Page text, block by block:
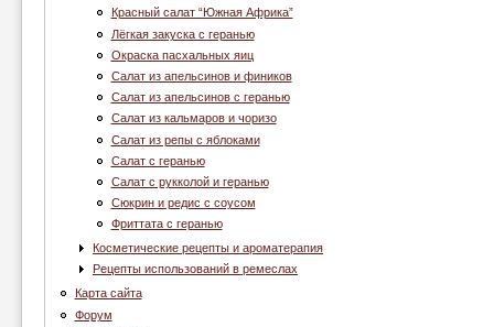
Красный салат “Южная Африка”
Лёгкая закуска с геранью
Окраска пасхальных яиц
Салат из апельсинов и фиников
Салат из апельсинов с геранью
Салат из кальмаров и чоризо
Салат из репы с яблоками
Салат с геранью
Салат с рукколой и геранью
Сюкрин и редис с соусом
Фриттата с геранью
Косметические рецепты и ароматерапия
Рецепты использований в ремеслах
Карта сайта
Форум